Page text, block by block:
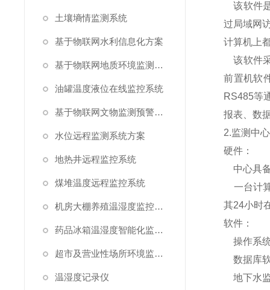
土壤墒情监测系统
基于物联网水利信息化方案
基于物联网地质环境监测预警方案
油罐温度液位在线监控系统
基于物联网文物监测预警解决方案
水位远程监测系统方案
地热井远程监控系统
煤堆温度远程监控系统
机房大棚养殖温湿度监控系统
药品冰箱温湿度智能化监控系统方案
超市及营业性场所环境监测系统
温湿度记录仪
该软件
过局域网
计算机上
该软件
前置机软
RS485等
报表、数
2.监测中
硬件：
中心具
一台计
其24小时
软件：
操作系
数据库
地下水